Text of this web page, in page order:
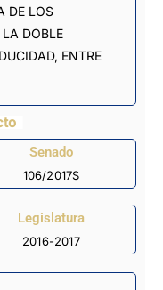
DE LOS
DOBLE
ENTRE
Senado
106/2017S
Legislatura
2016-2017